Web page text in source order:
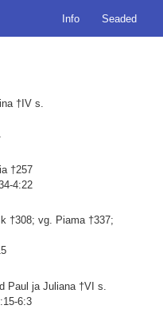
Info Seaded
†IV s.
†257
4:22
†308; vg. Piama †337;
Paul ja Juliana †VI s.
6:3